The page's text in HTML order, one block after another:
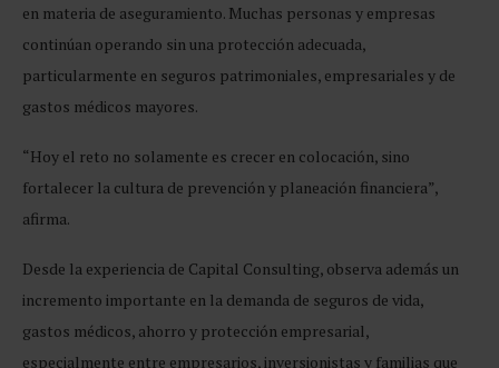
en materia de aseguramiento. Muchas personas y empresas
continúan operando sin una protección adecuada,
particularmente en seguros patrimoniales, empresariales y de
gastos médicos mayores.
“Hoy el reto no solamente es crecer en colocación, sino
fortalecer la cultura de prevención y planeación financiera”,
afirma.
Desde la experiencia de Capital Consulting, observa además un
incremento importante en la demanda de seguros de vida,
gastos médicos, ahorro y protección empresarial,
especialmente entre empresarios, inversionistas y familias que